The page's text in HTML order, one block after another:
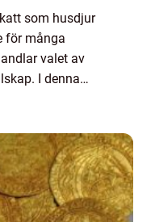
som husdjur
för många
valet av
I denna